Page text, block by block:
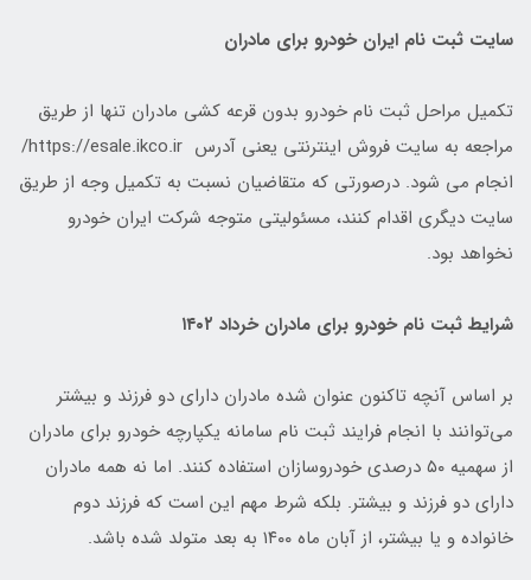
سایت ثبت نام ایران خودرو برای مادران
تکمیل مراحل ثبت نام خودرو بدون قرعه کشی مادران تنها از طریق
مراجعه به سایت فروش اینترنتی یعنی آدرس https://esale.ikco.ir/
انجام می شود. درصورتی که متقاضیان نسبت به تکمیل وجه از طریق
سایت دیگری اقدام کنند، مسئولیتی متوجه شرکت ایران خودرو
نخواهد بود.
شرایط ثبت نام خودرو برای مادران خرداد ۱۴۰۲
بر اساس آنچه تاکنون عنوان شده مادران دارای دو فرزند و بیشتر
می‌توانند با انجام فرایند ثبت نام سامانه یکپارچه خودرو برای مادران
از سهمیه ۵۰ درصدی خودروسازان استفاده کنند. اما نه همه مادران
دارای دو فرزند و بیشتر. بلکه شرط مهم این است که فرزند دوم
خانواده و یا بیشتر، از آبان ماه ۱۴۰۰ به بعد متولد شده باشد.